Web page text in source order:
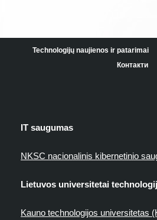
Technologijų naujienos ir patarimai
Контакти
IT saugumas
NKSC nacionalinis kibernetinio
Lietuvos universitetai
Kauno technologijos universitetas